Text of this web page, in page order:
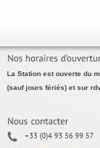
La Station est ouverte du
(sauf jours fériés) et sur
+33 (0)4 93 56 99 57